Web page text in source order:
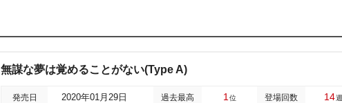
無謀な夢は覚めることがない(Type A)
発売日 2020年01月29日 過去最高 1 位 登場回数 14週